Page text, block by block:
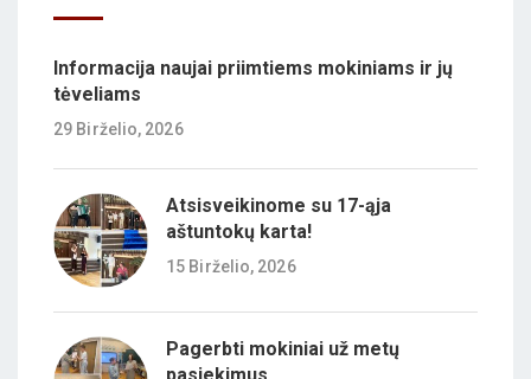
Informacija naujai priimtiems mokiniams ir jų
tėveliams
29 Birželio, 2026
Atsisveikinome su 17-ąja
aštuntokų karta!
15 Birželio, 2026
Pagerbti mokiniai už metų